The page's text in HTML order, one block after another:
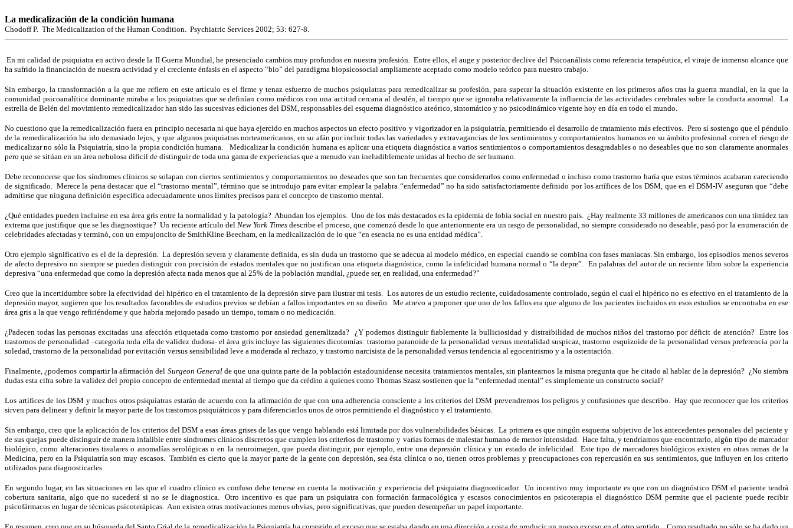
La medicalización de la condición humana
Chodoff P. The Medicalization of the Human Condition. Psychiatric Services 2002; 53: 627-8.
En mi calidad de psiquiatra en activo desde la II Guerra Mundial, he presenciado cambios muy profundos en nuestra profesión. Entre ellos, el auge y posterior declive del Psicoanálisis como referencia terapéutica, el viraje de inmenso alcance que
ha sufrido la financiación de nuestra actividad y el creciente énfasis en el aspecto “bio” del paradigma biopsicosocial ampliamente aceptado como modelo teórico para nuestro trabajo.
Sin embargo, la transformación a la que me refiero en este artículo es el firme y tenaz esfuerzo de muchos psiquiatras para remedicalizar su profesión, para superar la situación existente en los primeros años tras la guerra mundial, en la que la
comunidad psicoanalítica dominante miraba a los psiquiatras que se definían como médicos con una actitud cercana al desdén, al tiempo que se ignoraba relativamente la influencia de las actividades cerebrales sobre la conducta anormal. La
estrella de Belén del movimiento remedicalizador han sido las sucesivas ediciones del DSM, responsables del esquema diagnóstico ateórico, sintomático y no psicodinámico vigente hoy en día en todo el mundo.
No cuestiono que la remedicalización fuera en principio necesaria ni que haya ejercido en muchos aspectos un efecto positivo y vigorizador en la psiquiatría, permitiendo el desarrollo de tratamiento más efectivos. Pero sí sostengo que el péndulo
de la remedicalización ha ido demasiado lejos, y que algunos psiquiatras norteamericanos, en su afán por incluir todas las variedades y extravagancias de los sentimientos y comportamientos humanos en su ámbito profesional corren el riesgo de
medicalizar no sólo la Psiquiatría, sino la propia condición humana. Medicalizar la condición humana es aplicar una etiqueta diagnóstica a varios sentimientos o comportamientos desagradables o no deseables que no son claramente anormales
pero que se sitúan en un área nebulosa difícil de distinguir de toda una gama de experiencias que a menudo van ineludiblemente unidas al hecho de ser humano.
Debe reconocerse que los síndromes clínicos se solapan con ciertos sentimientos y comportamientos no deseados que son tan frecuentes que considerarlos como enfermedad o incluso como trastorno haría que estos términos acabaran careciendo
de significado. Merece la pena destacar que el “trastorno mental”, término que se introdujo para evitar emplear la palabra “enfermedad” no ha sido satisfactoriamente definido por los artífices de los DSM, que en el DSM-IV aseguran que “debe
admitirse que ninguna definición especifica adecuadamente unos límites precisos para el concepto de trastorno mental.
¿Qué entidades pueden incluirse en esa área gris entre la normalidad y la patología? Abundan los ejemplos. Uno de los más destacados es la epidemia de fobia social en nuestro país. ¿Hay realmente 33 millones de americanos con una timidez tan
extrema que justifique que se les diagnostique? Un reciente artículo delNew York Timesdescribe el proceso, que comenzó desde lo que anteriormente era un rasgo de personalidad, no siempre considerado no deseable, pasó por la enumeración de
celebridades afectadas y terminó, con un empujoncito de SmithKline Beecham, en la medicalización de lo que “en esencia no es una entidad médica”.
Otro ejemplo significativo es el de la depresión. La depresión severa y claramente definida, es sin duda un trastorno que se adecua al modelo médico, en especial cuando se combina con fases maniacas. Sin embargo, los episodios menos severos
de afecto depresivo no siempre se pueden distinguir con precisión de estados mentales que no justifican una etiqueta diagnóstica, como la infelicidad humana normal o “la depre”. En palabras del autor de un reciente libro sobre la experiencia
depresiva “una enfermedad que como la depresión afecta nada menos que al 25% de la población mundial, ¿puede ser, en realidad, una enfermedad?”
Creo que la incertidumbre sobre la efectividad del hipérico en el tratamiento de la depresión sirve para ilustrar mi tesis. Los autores de un estudio reciente, cuidadosamente controlado, según el cual el hipérico no es efectivo en el tratamiento de la
depresión mayor, sugieren que los resultados favorables de estudios previos se debían a fallos importantes en su diseño. Me atrevo a proponer que uno de los fallos era que alguno de los pacientes incluidos en esos estudios se encontraba en ese
área gris a la que vengo refiriéndome y que habría mejorado pasado un tiempo, tomara o no medicación.
¿Padecen todas las personas excitadas una afección etiquetada como trastorno por ansiedad generalizada? ¿Y podemos distinguir fiablemente la bulliciosidad y distraibilidad de muchos niños del trastorno por déficit de atención? Entre los
trastornos de personalidad –categoría toda ella de validez dudosa- el área gris incluye las siguientes dicotomías: trastorno paranoide de la personalidad versus mentalidad suspicaz, trastorno esquizoide de la personalidad versus preferencia por la
soledad, trastorno de la personalidad por evitación versus sensibilidad leve a moderada al rechazo, y trastorno narcisista de la personalidad versus tendencia al egocentrismo y a la ostentación.
Finalmente, ¿podemos compartir la afirmación del Surgeon Generalde que una quinta parte de la población estadounidense necesita tratamientos mentales, sin plantearnos la misma pregunta que he citado al hablar de la depresión? ¿No siembra
dudas esta cifra sobre la validez del propio concepto de enfermedad mental al tiempo que da crédito a quienes como Thomas Szasz sostienen que la “enfermedad mental” es simplemente un constructo social?
Los artífices de los DSM y muchos otros psiquiatras estarán de acuerdo con la afirmación de que con una adherencia consciente a los criterios del DSM prevendremos los peligros y confusiones que describo. Hay que reconocer que los criterios
sirven para delinear y definir la mayor parte de los trastornos psiquiátricos y para diferenciarlos unos de otros permitiendo el diagnóstico y el tratamiento.
Sin embargo, creo que la aplicación de los criterios del DSM a esas áreas grises de las que vengo hablando está limitada por dos vulnerabilidades básicas. La primera es que ningún esquema subjetivo de los antecedentes personales del paciente y
de sus quejas puede distinguir de manera infalible entre síndromes clínicos discretos que cumplen los criterios de trastorno y varias formas de malestar humano de menor intensidad. Hace falta, y tendríamos que encontrarlo, algún tipo de marcador
biológico, como alteraciones tisulares o anomalías serológicas o en la neuroimagen, que pueda distinguir, por ejemplo, entre una depresión clínica y un estado de infelicidad. Este tipo de marcadores biológicos existen en otras ramas de la
Medicina, pero en la Psiquiatría son muy escasos. También es cierto que la mayor parte de la gente con depresión, sea ésta clínica o no, tienen otros problemas y preocupaciones con repercusión en sus sentimientos, que influyen en los criterio
utilizados para diagnosticarles.
En segundo lugar, en las situaciones en las que el cuadro clínico es confuso debe tenerse en cuenta la motivación y experiencia del psiquiatra diagnosticador. Un incentivo muy importante es que con un diagnóstico DSM el paciente tendrá
cobertura sanitaria, algo que no sucederá si no se le diagnostica. Otro incentivo es que para un psiquiatra con formación farmacológica y escasos conocimientos en psicoterapia el diagnóstico DSM permite que el paciente puede recibir
psicofármacos en lugar de técnicas psicoterápicas. Aun existen otras motivaciones menos obvias, pero significativas, que pueden desempeñar un papel importante.